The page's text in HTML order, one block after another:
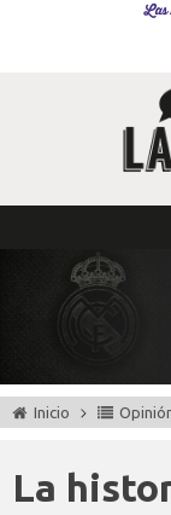
Las
Inicio
La